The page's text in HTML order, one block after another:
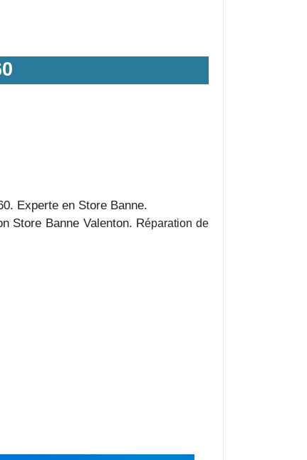
Experte en Store Banne.
Store Banne Valenton. Réparation de